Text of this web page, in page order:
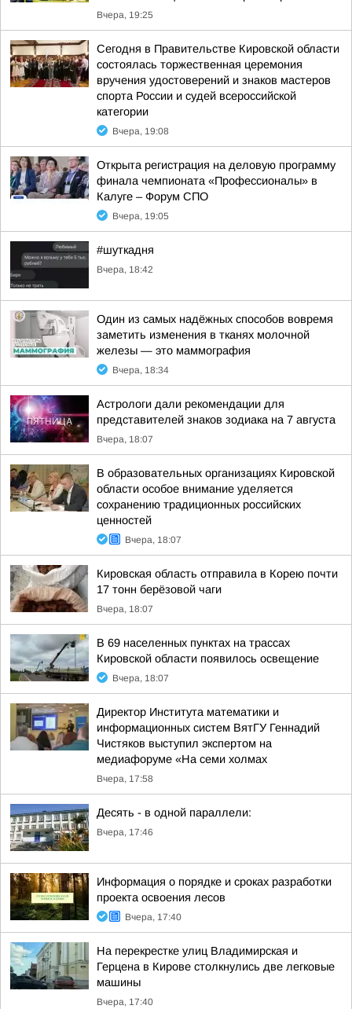
Вчера, 19:25
Сегодня в Правительстве Кировской области
состоялась торжественная церемония
вручения удостоверений и знаков мастеров
спорта России и судей всероссийской
категории
Вчера, 19:08
Открыта регистрация на деловую программу
финала чемпионата «Профессионалы» в
Калуге – Форум СПО
Вчера, 19:05
#шуткадня
Вчера, 18:42
Один из самых надёжных способов вовремя
заметить изменения в тканях молочной
железы — это маммография
Вчера, 18:34
Астрологи дали рекомендации для
представителей знаков зодиака на 7 августа
Вчера, 18:07
В образовательных организациях Кировской
области особое внимание уделяется
сохранению традиционных российских
ценностей
Вчера, 18:07
Кировская область отправила в Корею почти
17 тонн берёзовой чаги
Вчера, 18:07
В 69 населенных пунктах на трассах
Кировской области появилось освещение
Вчера, 18:07
Директор Института математики и
информационных систем ВятГУ Геннадий
Чистяков выступил экспертом на
медиафоруме «На семи холмах
Вчера, 17:58
Десять - в одной параллели:
Вчера, 17:46
Информация о порядке и сроках разработки
проекта освоения лесов
Вчера, 17:40
На перекрестке улиц Владимирская и
Герцена в Кирове столкнулись две легковые
машины
Вчера, 17:40